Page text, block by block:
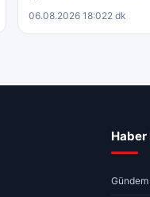
06.08.2026 18:022 dk
Gündem